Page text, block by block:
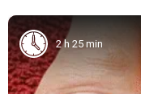
2 h 25 min